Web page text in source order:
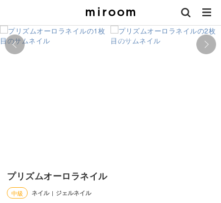
プリズムオーロラネイル
中級 ネイル | ジェルネイル